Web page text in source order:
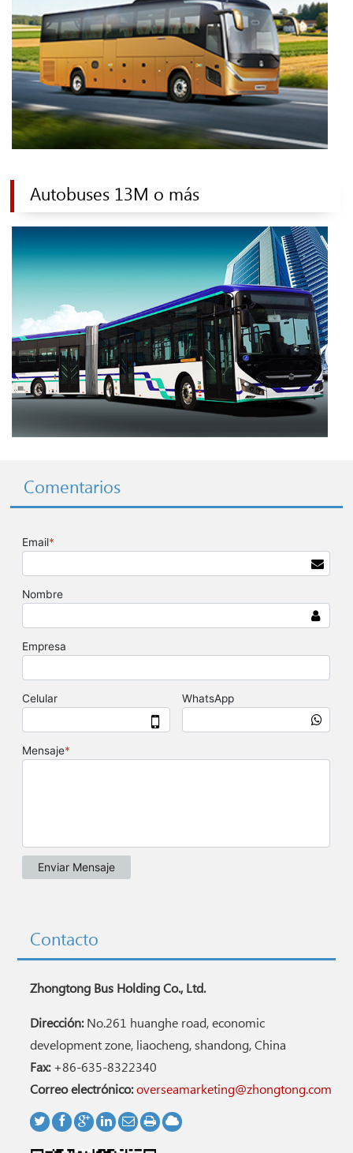
Autobuses 13M o más
Comentarios
Contacto
Zhongtong Bus Holding Co., Ltd.
Dirección:No.261 huanghe road, economic
development zone, liaocheng, shandong, China
Fax:+86-635-8322340
Correo electrónico:overseamarketing@zhongtong.com